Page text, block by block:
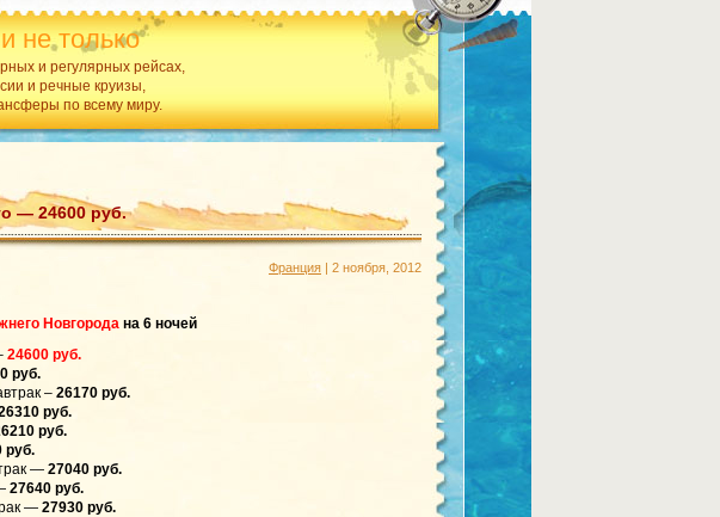
не только
и регулярных рейсах,
и речные круизы,
по всему миру.
— 24600 руб.
Франция | 2 ноября, 2012
Новгорода на 6 ночей
24600 руб.
руб.
– 26170 руб.
руб.
руб.
руб.
— 27040 руб.
27640 руб.
— 27930 руб.